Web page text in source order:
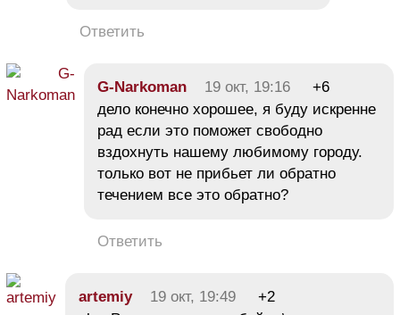
Ответить
G-Narkoman 19 окт, 19:16
+6
дело конечно хорошее, я буду искренне
рад если это поможет свободно
вздохнуть нашему любимому городу.
только вот не прибьет ли обратно
течением все это обратно?
Ответить
artemiy 19 окт, 19:49
+2